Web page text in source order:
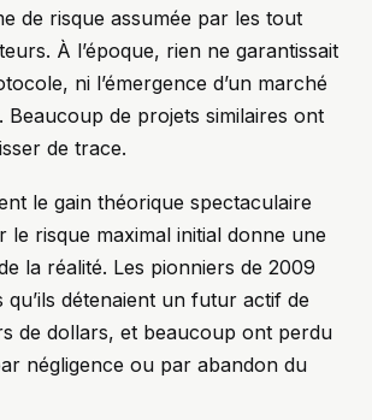
de risque assumée par les tout
À l’époque, rien ne garantissait
ni l’émergence d’un marché
Beaucoup de projets similaires ont
de trace.
le gain théorique spectaculaire
le risque maximal initial donne une
la réalité. Les pionniers de 2009
qu’ils détenaient un futur actif de
de dollars, et beaucoup ont perdu
négligence ou par abandon du